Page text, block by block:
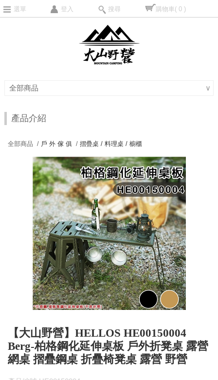
選單 登入 搜尋 購物車( 0 )
全部商品 ∨
產品介紹
全部商品 / 戶 外 傢 俱 /摺疊桌 / 料理桌 / 櫥櫃
【大山野營】HELLOS HE00150004
Berg-柏格鋼化延伸桌板 戶外折凳桌 露營
網桌 摺疊鋼桌 折疊椅凳桌 露營 野營